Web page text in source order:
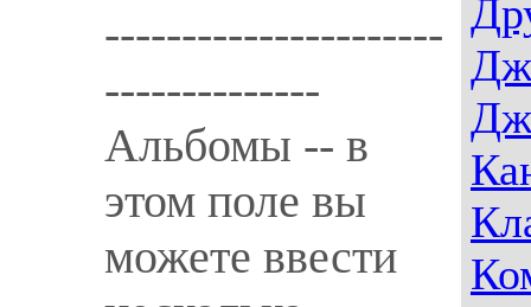
----------------------
--------------
Альбомы -- в
этом поле вы
можете ввести